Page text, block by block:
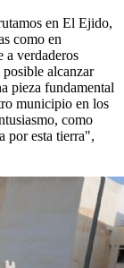
en El Ejido,
como en
a verdaderos
alcanzar
pieza fundamental
municipio en los
como
por esta tierra",